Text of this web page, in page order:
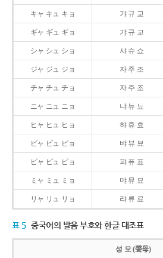
キャ キュ キョ 갸 규 교
ギャ ギュ ギョ 갸 규 교
シャ シュ ショ 샤 슈 쇼
ジャ ジュ ジョ 자 주 조
チャ チュ チョ 자 주 조
ニャ ニュ ニョ 냐 뉴 뇨
ヒャ ヒュ ヒョ 햐 휴 효
ビャ ビュ ビョ 뱌 뷰 뵤
ピャ ピュ ピョ 퍄 퓨 표
ミャ ミュ ミョ 먀 뮤 묘
リャ リュ リョ 랴 류 료
표 5 중국어의 발음 부호와 한글 대조표
성 모 (聲母)